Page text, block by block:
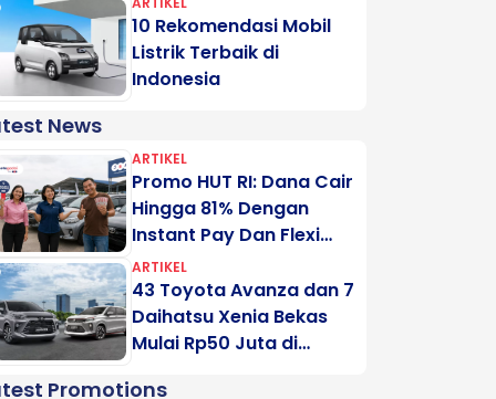
10 Rekomendasi Mobil
Listrik Terbaik di
Indonesia
News
ARTIKEL
Promo HUT RI: Dana Cair
Hingga 81% Dengan
Instant Pay Dan Flexi
Pay Motogadai
ARTIKEL
43 Toyota Avanza dan 7
Daihatsu Xenia Bekas
Mulai Rp50 Juta di
Promotions